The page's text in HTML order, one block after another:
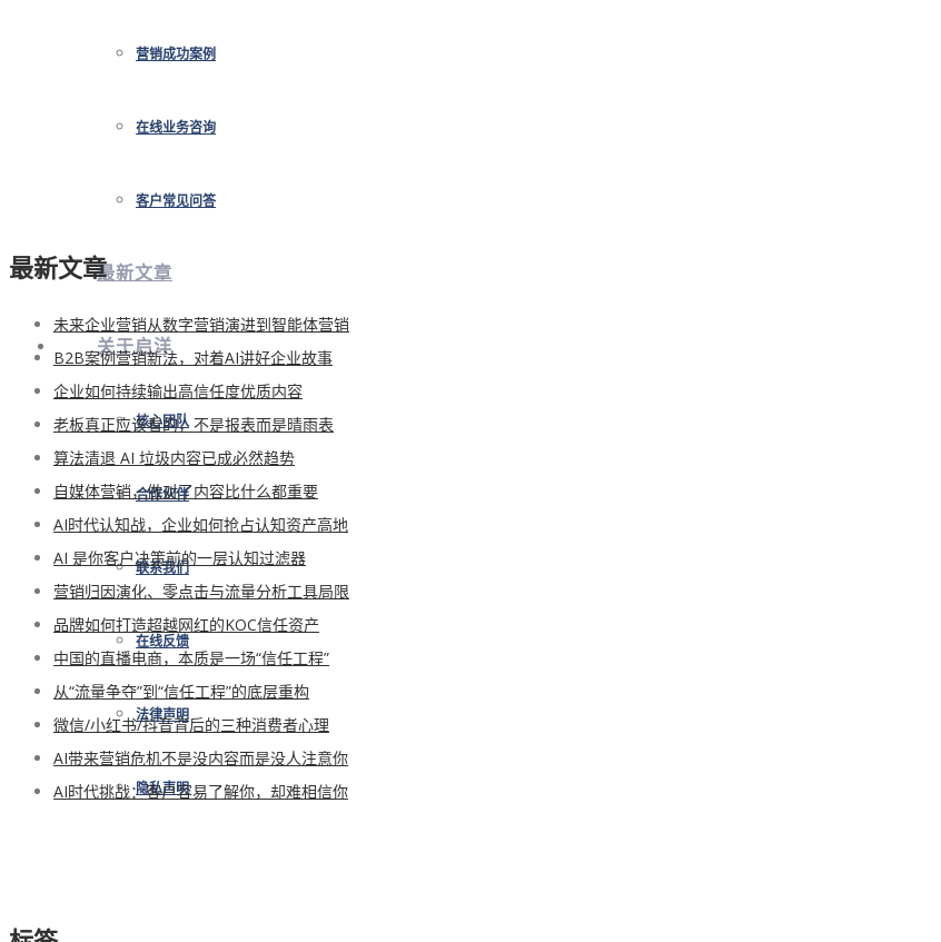
营销成功案例
在线业务咨询
客户常见问答
最新文章
关于启洋
核心团队
合作伙伴
联系我们
在线反馈
法律声明
隐私声明
最新文章
未来企业营销从数字营销演进到智能体营销
B2B案例营销新法，对着AI讲好企业故事
企业如何持续输出高信任度优质内容
老板真正应该看的，不是报表而是晴雨表
算法清退 AI 垃圾内容已成必然趋势
自媒体营销，做对了内容比什么都重要
AI时代认知战，企业如何抢占认知资产高地
AI 是你客户决策前的一层认知过滤器
营销归因演化、零点击与流量分析工具局限
品牌如何打造超越网红的KOC信任资产
中国的直播电商，本质是一场“信任工程”
从“流量争夺”到“信任工程”的底层重构
微信/小红书/抖音背后的三种消费者心理
AI带来营销危机不是没内容而是没人注意你
AI时代挑战：客户容易了解你，却难相信你